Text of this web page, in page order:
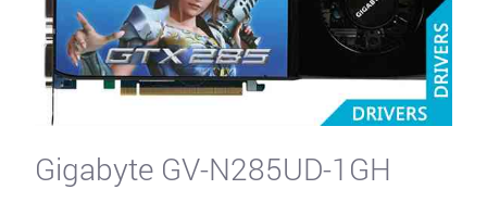
Gigabyte GV-N285UD-1GH